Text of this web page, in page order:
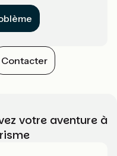
Contacter
votre aventure à